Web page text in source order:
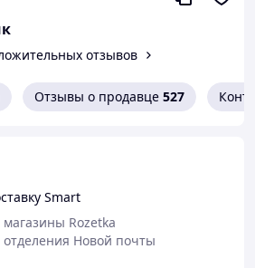
удобные в
регулировка высоты
костыли со стёртыми
конструкции, а также
назначению.
отзывов
Отзывы о продавце 527
Smart
Rozetka
Новой почты